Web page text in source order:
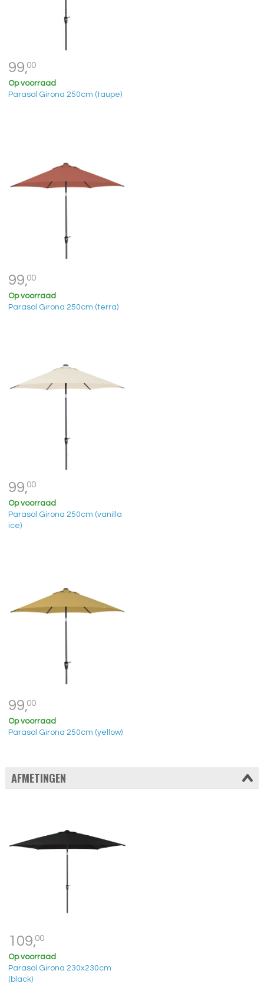
99,00
Op voorraad
Parasol Girona 250cm (taupe)
99,00
Op voorraad
Parasol Girona 250cm (terra)
99,00
Op voorraad
Parasol Girona 250cm (vanilla
ice)
99,00
Op voorraad
Parasol Girona 250cm (yellow)
AFMETINGEN
109,00
Op voorraad
Parasol Girona 230x230cm
(black)